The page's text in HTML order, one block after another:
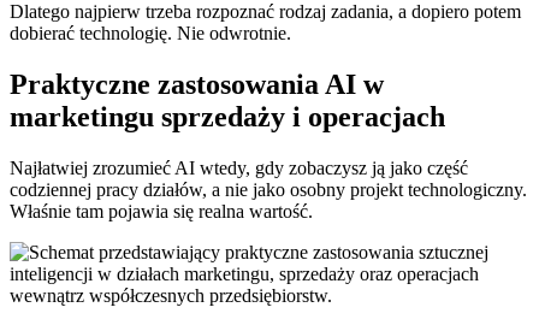
Dlatego najpierw trzeba rozpoznać rodzaj zadania, a dopiero potem
dobierać technologię. Nie odwrotnie.
Praktyczne zastosowania AI w
marketingu sprzedaży i operacjach
Najłatwiej zrozumieć AI wtedy, gdy zobaczysz ją jako część
codziennej pracy działów, a nie jako osobny projekt technologiczny.
Właśnie tam pojawia się realna wartość.